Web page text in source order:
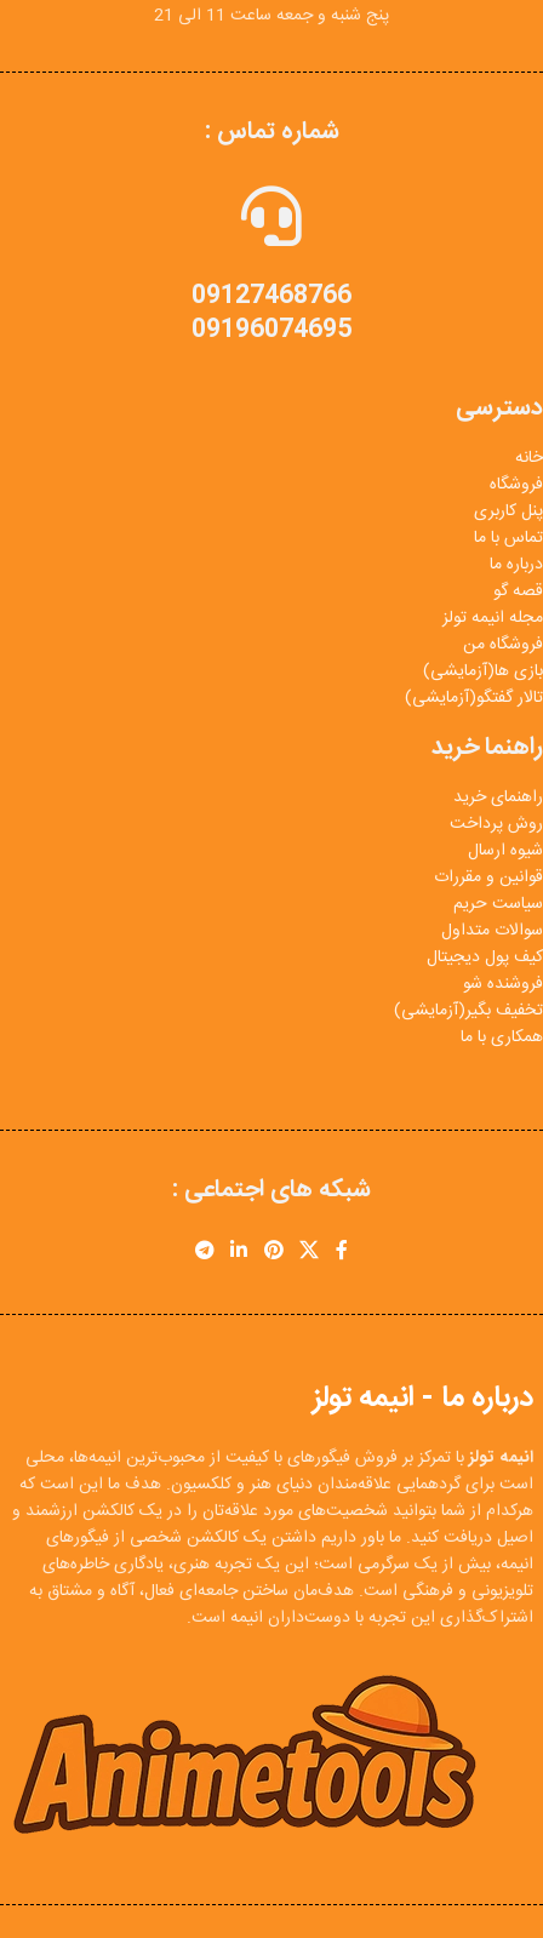
پنج شنبه و جمعه ساعت 11 الی 21
شماره تماس :
09127468766
09196074695
دسترسی
خانه
فروشگاه
پنل کاربری
تماس با ما
درباره ما
قصه گو
مجله انیمه تولز
فروشگاه من
بازی ها(آزمایشی)
تالار گفتگو(آزمایشی)
راهنما خرید
راهنمای خرید
روش پرداخت
شیوه ارسال
قوانین و مقررات
سیاست حریم
سوالات متداول
کیف پول دیجیتال
فروشنده شو
تخفیف بگیر(آزمایشی)
همکاری با ما
شبکه های اجتماعی :
درباره ما - انیمه تولز
انیمه تولزبا تمرکز بر فروش فیگورهای با کیفیت از محبوب‌ترین انیمه‌ها، محلی
است برای گردهمایی علاقه‌مندان دنیای هنر و کلکسیون. هدف ما این است که
هرکدام از شما بتوانید شخصیت‌های مورد علاقه‌تان را در یک کالکشن ارزشمند و
اصیل دریافت کنید. ما باور داریم داشتن یک کالکشن شخصی از فیگورهای
انیمه، بیش از یک سرگرمی است؛ این یک تجربه هنری، یادگاری خاطره‌های
تلویزیونی و فرهنگی است. هدف‌مان ساختن جامعه‌ای فعال، آگاه و مشتاق به
اشتراک‌گذاری این تجربه با دوست‌داران انیمه است.